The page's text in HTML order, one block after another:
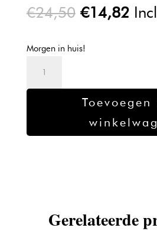
€24,50
was:
€14,82
Morgen in huis!
Toevoegen
Gerelateerde